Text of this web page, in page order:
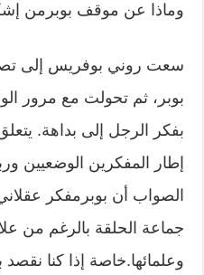
وماذا عن موقف بوبرمن
سعت روني بوفريس إلى
بوبر، ثم تحولت مع مرور
بفكر الرجل إلى بداهة.
إطار المفكرين الوضعيين
الصواب أن بوبرمفكر
جماعة الحلقة بالرغم من
وعلمائها.خاصة إذا كنا